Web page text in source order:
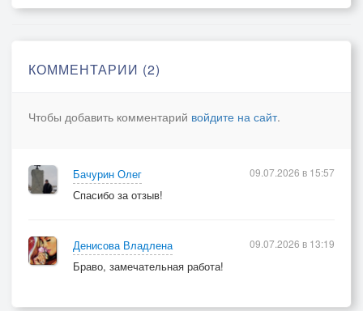
КОММЕНТАРИИ (2)
Чтобы добавить комментарий войдите на сайт.
Бачурин Олег
Спасибо за отзыв!
09.07.2026 в 15:57
Денисова Владлена
Браво, замечательная работа!
09.07.2026 в 13:19